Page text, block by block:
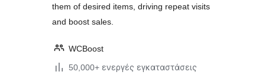
them of desired items, driving repeat visits
and boost sales.
WCBoost
50,000+ ενεργές εγκαταστάσεις